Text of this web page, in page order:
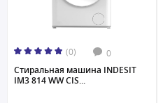
(0) 0
Стиральная машина INDESIT
IM3 814 WW CIS...